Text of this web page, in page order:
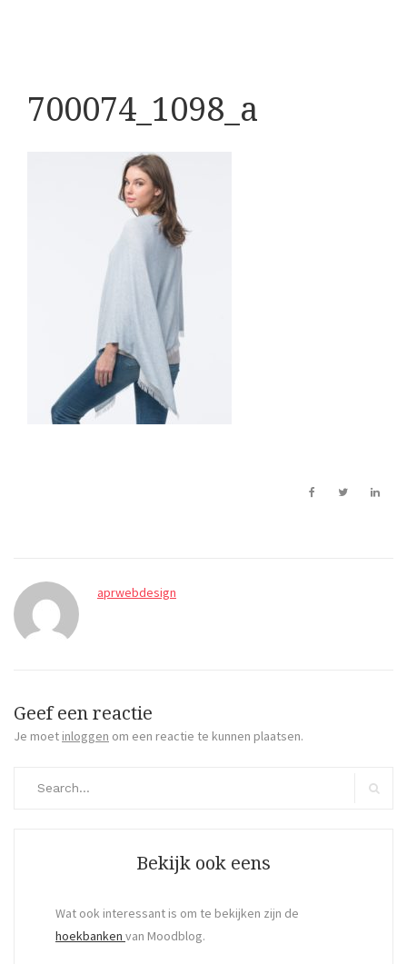
700074_1098_a
aprwebdesign
Geef een reactie
Je moet inloggen om een reactie te kunnen plaatsen.
Bekijk ook eens
Wat ook interessant is om te bekijken zijn de
hoekbanken van Moodblog.